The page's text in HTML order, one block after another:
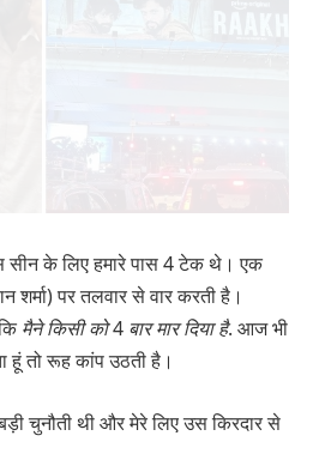
के लिए हमारे पास 4 टेक थे। एक
शर्मा) पर तलवार से वार करती है।
मैने किसी को4 बार मार दिया है. आज भी
हूं तो रूह कांप उठती है।
चुनौती थी और मेरे लिए उस किरदार से